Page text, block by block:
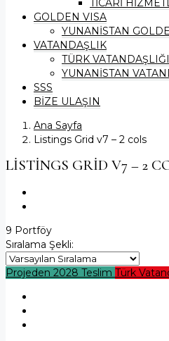
TİCARİ
GOLDEN VISA
YUNANİSTAN
VATANDAŞLIK
TÜRK
YUNANİSTAN
SSS
BİZE ULAŞIN
Ana Sayfa
Listings Grid v7 – 2 cols
LISTINGS GRID V7 – 2
9 Portföy
Sıralama Şekli:
Projeden 2028 Teslim Türk